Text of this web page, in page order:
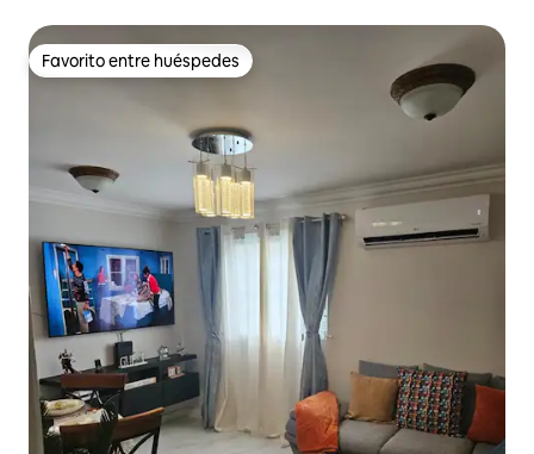
Favorito entre huéspedes
Favorito entre huéspedes